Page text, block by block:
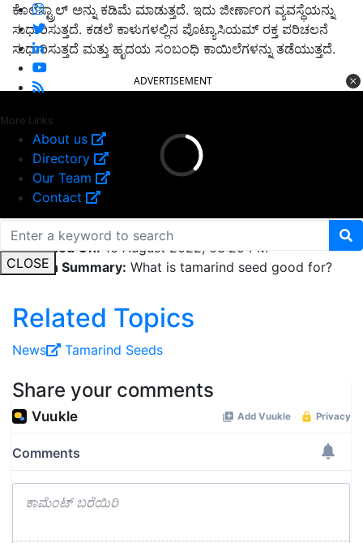
More Links
About us
Directory
Our Team
Contact
CLOSE
ಕೊಲೆಸ್ಟ್ರಾಲ್ ಅನ್ನು ಕಡಿಮೆ ಮಾಡುತ್ತದೆ. ಇದು ಜೀರ್ಣಾಂಗ ವ್ಯವಸ್ಥೆಯನ್ನು
ಸುಧಾರಿಸುತ್ತದೆ. ಕಡಲೆ ಕಾಳುಗಳಲ್ಲಿನ ಪೊಟ್ಯಾಸಿಯಮ್ ರಕ್ತ ಪರಿಚಲನೆ
ಸುಧಾರಿಸುತ್ತದೆ ಮತ್ತು ಹೃದಯ ಸಂಬಂಧಿ ಕಾಯಿಲೆಗಳನ್ನು ತಡೆಯುತ್ತದೆ.
ADVERTISEMENT
Published On: 16 August 2022, 03:25 PM
English Summary: What is tamarind seed good for?
Related Topics
News Tamarind Seeds
Share your comments